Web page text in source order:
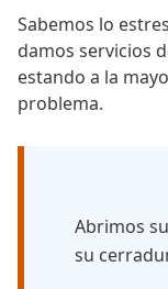
Sabemos lo
damos servicios
estando a la
problema.
Abrimos
su